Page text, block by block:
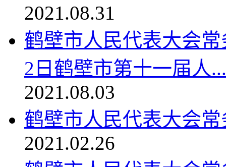
2021.08.31
鹤壁市人民代表大会
2日鹤壁市第十一届人...
2021.08.03
鹤壁市人民代表大会
2021.02.26